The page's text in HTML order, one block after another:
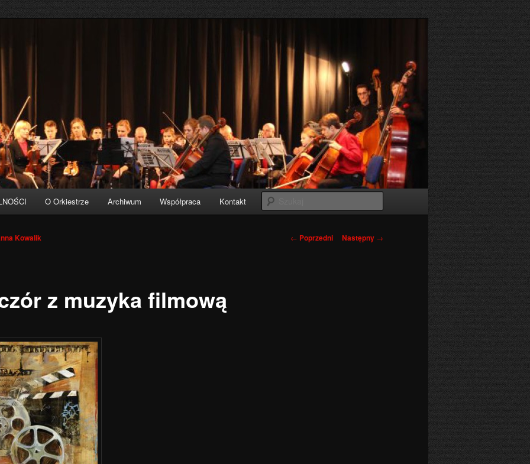
Pruszcz Gdański
O Orkiestrze Archiwum Współpraca Kontakt
Nawigacja
← Poprzedni Następny →
z muzyka filmową
Kowalik